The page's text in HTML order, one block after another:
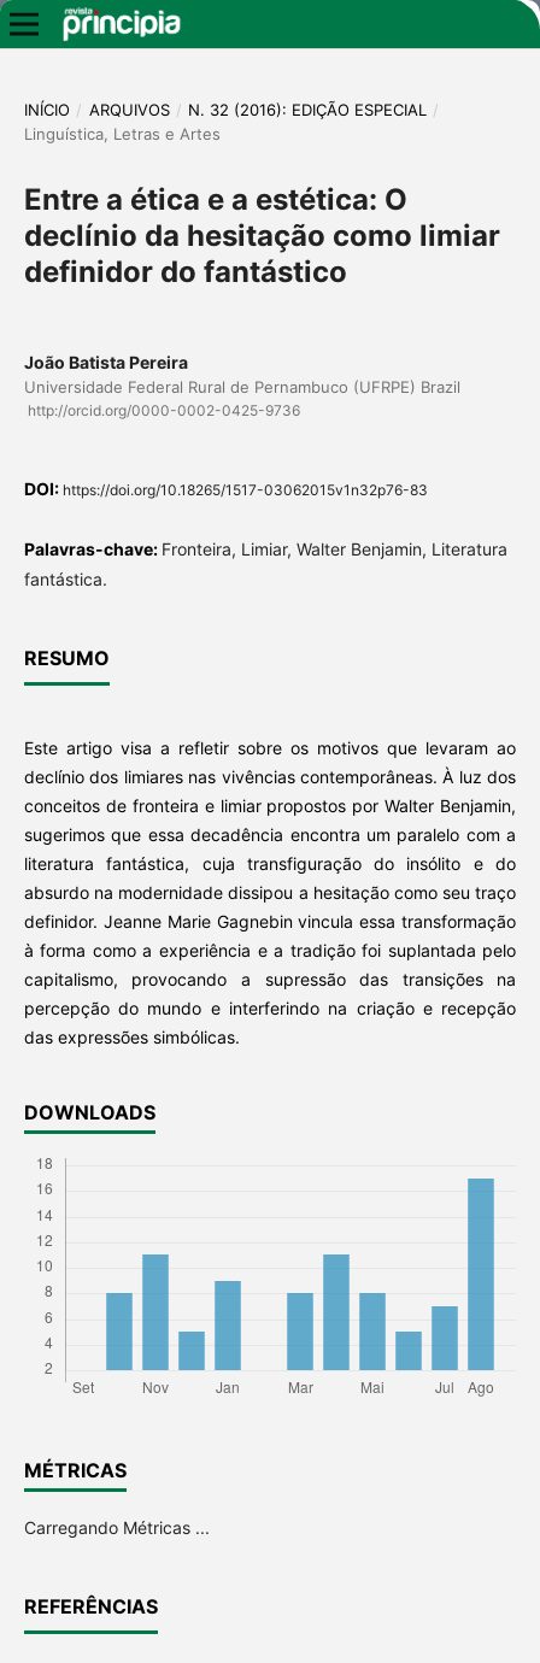
INÍCIO / ARQUIVOS / N. 32 (2016): EDIÇÃO ESPECIAL
/
Linguística, Letras e Artes
Entre a ética e a estética: O
declínio da hesitação como limiar
definidor do fantástico
João Batista Pereira
Universidade Federal Rural de Pernambuco (UFRPE) Brazil
http://orcid.org/0000-0002-0425-9736
DOI: https://doi.org/10.18265/1517-03062015v1n32p76-83
Palavras-chave: Fronteira, Limiar, Walter Benjamin, Literatura
fantástica.
RESUMO
Este artigo visa a refletir sobre os motivos que levaram ao
declínio dos limiares nas vivências contemporâneas. À luz dos
conceitos de fronteira e limiar propostos por Walter Benjamin,
sugerimos que essa decadência encontra um paralelo com a
literatura fantástica, cuja transfiguração do insólito e do
absurdo na modernidade dissipou a hesitação como seu traço
definidor. Jeanne Marie Gagnebin vincula essa transformação
à forma como a experiência e a tradição foi suplantada pelo
capitalismo, provocando a supressão das transições na
percepção do mundo e interferindo na criação e recepção
das expressões simbólicas.
DOWNLOADS
MÉTRICAS
Carregando Métricas ...
REFERÊNCIAS